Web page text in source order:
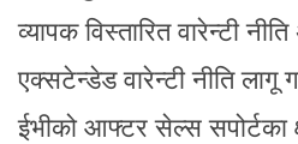
व्यापक विस्तारित वारेन्टी
एक्सटेन्डेड वारेन्टी नीति लागू
ईभीको आफ्टर सेल्स सपोर्टका